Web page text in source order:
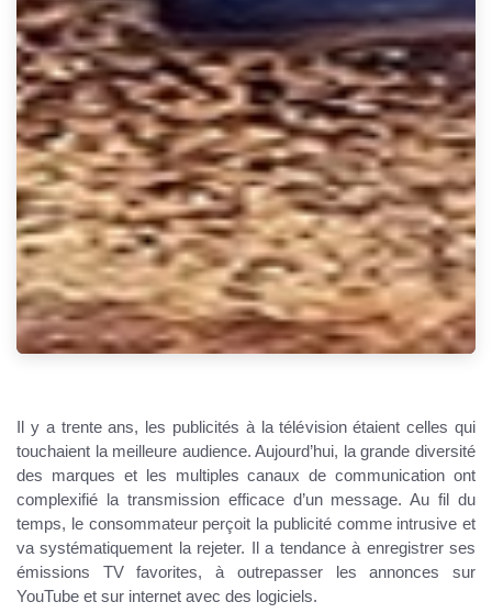
Il y a trente ans, les publicités à la télévision étaient celles qui
touchaient la meilleure audience. Aujourd’hui, la grande diversité
des marques et les multiples canaux de communication ont
complexifié la transmission efficace d’un message. Au fil du
temps, le consommateur perçoit la publicité comme intrusive et
va systématiquement la rejeter. Il a tendance à enregistrer ses
émissions TV favorites, à outrepasser les annonces sur
YouTube et sur internet avec des logiciels.